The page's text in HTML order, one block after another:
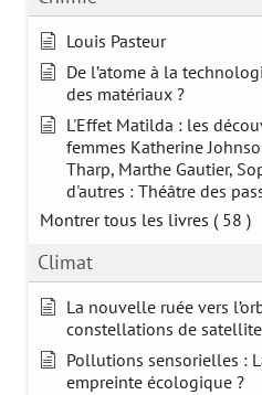
Louis Pasteur
De l’atome à la
des matériaux ?
L'Effet Matilda : les
femmes Katherine
Tharp, Marthe Gautier,
d'autres : Théâtre des
Montrer tous les livres ( 58 )
Climat
La nouvelle ruée vers
constellations de
Pollutions sensorielles :
empreinte écologique ?